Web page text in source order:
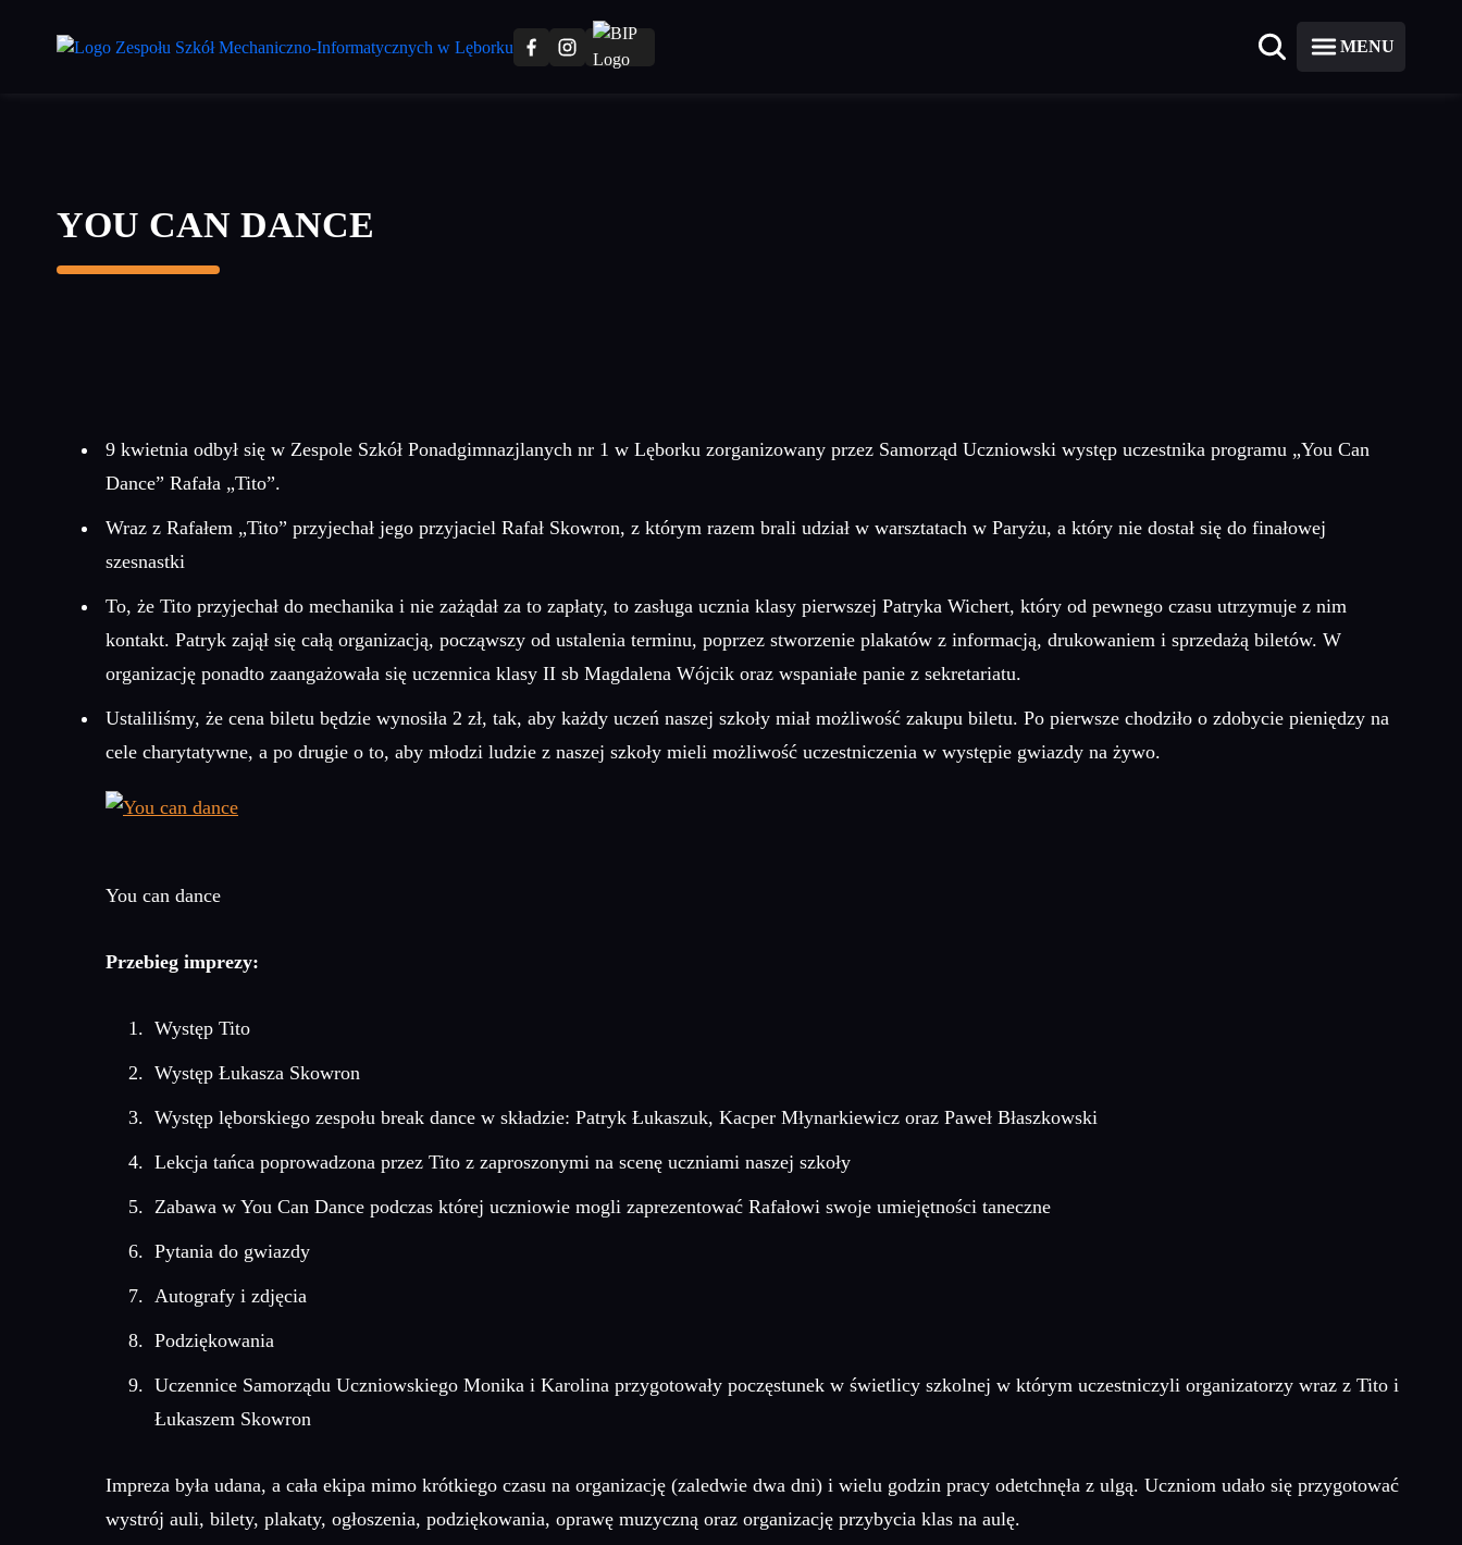
MENU
YOU CAN DANCE
9 kwietnia odbył się w Zespole Szkół Ponadgimnazjlanych nr 1 w Lęborku zorganizowany przez Samorząd Uczniowski występ uczestnika programu „You Can
Dance” Rafała „Tito”.
Wraz z Rafałem „Tito” przyjechał jego przyjaciel Rafał Skowron, z którym razem brali udział w warsztatach w Paryżu, a który nie dostał się do finałowej
szesnastki
To, że Tito przyjechał do mechanika i nie zażądał za to zapłaty, to zasługa ucznia klasy pierwszej Patryka Wichert, który od pewnego czasu utrzymuje z nim
kontakt. Patryk zajął się całą organizacją, począwszy od ustalenia terminu, poprzez stworzenie plakatów z informacją, drukowaniem i sprzedażą biletów. W
organizację ponadto zaangażowała się uczennica klasy II sb Magdalena Wójcik oraz wspaniałe panie z sekretariatu.
Ustaliliśmy, że cena biletu będzie wynosiła 2 zł, tak, aby każdy uczeń naszej szkoły miał możliwość zakupu biletu. Po pierwsze chodziło o zdobycie pieniędzy na
cele charytatywne, a po drugie o to, aby młodzi ludzie z naszej szkoły mieli możliwość uczestniczenia w występie gwiazdy na żywo.
You can dance
Przebieg imprezy:
Występ Tito
Występ Łukasza Skowron
Występ lęborskiego zespołu break dance w składzie: Patryk Łukaszuk, Kacper Młynarkiewicz oraz Paweł Błaszkowski
Lekcja tańca poprowadzona przez Tito z zaproszonymi na scenę uczniami naszej szkoły
Zabawa w You Can Dance podczas której uczniowie mogli zaprezentować Rafałowi swoje umiejętności taneczne
Pytania do gwiazdy
Autografy i zdjęcia
Podziękowania
Uczennice Samorządu Uczniowskiego Monika i Karolina przygotowały poczęstunek w świetlicy szkolnej w którym uczestniczyli organizatorzy wraz z Tito i
Łukaszem Skowron
Impreza była udana, a cała ekipa mimo krótkiego czasu na organizację (zaledwie dwa dni) i wielu godzin pracy odetchnęła z ulgą. Uczniom udało się przygotować
wystrój auli, bilety, plakaty, ogłoszenia, podziękowania, oprawę muzyczną oraz organizację przybycia klas na aulę.